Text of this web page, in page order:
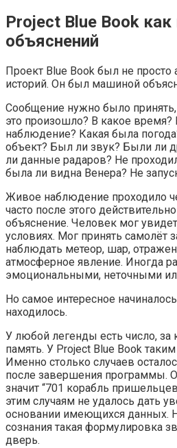
Project Blue Book
объяснений
Проект Blue Book был не просто
историй. Он был машиной
Сообщение нужно было принять,
это произошло? В какое время?
наблюдение? Какая была
объект? Был ли звук? Были ли
ли данные радаров? Не
была ли видна Венера? Не
Живое наблюдение проходило
часто после этого
объяснение. Человек мог
условиях. Мог принять самолёт
наблюдать метеор, шар,
атмосферное явление. Иногда
эмоциональными, неточными
Но самое интересное
находилось.
У любой легенды есть число, за
память. У Project Blue Book
Именно столько случаев
после завершения программы.
значит “701 корабль
этим случаям не удалось дать
основании имеющихся данных.
сознания такая формулировка
дверь.